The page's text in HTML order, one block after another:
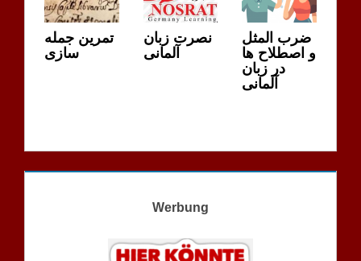
تمرین جمله
سازی
نصرت زبان
آلمانی
ضرب المثل
و اصطلاح ها
در زبان
آلمانی
Werbung